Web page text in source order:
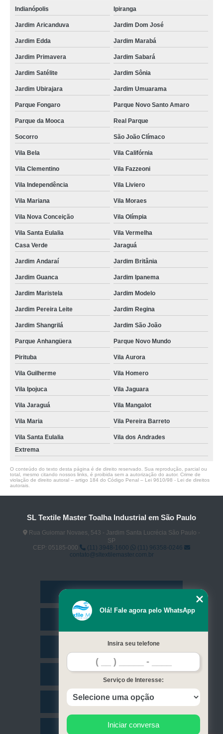
Indianópolis Ipiranga
Jardim Aricanduva Jardim Dom José
Jardim Edda Jardim Marabá
Jardim Primavera Jardim Sabará
Jardim Satélite Jardim Sônia
Jardim Ubirajara Jardim Umuarama
Parque Fongaro Parque Novo Santo Amaro
Parque da Mooca Real Parque
Socorro São João Clímaco
Vila Bela Vila Califórnia
Vila Clementino Vila Fazzeoni
Vila Independência Vila Liviero
Vila Mariana Vila Moraes
Vila Nova Conceição Vila Olímpia
Vila Santa Eulalia
Vila Vermelha
Casa Verde
Jaraguá
Jardim Andaraí Jardim Britânia
Jardim Guanca Jardim Ipanema
Jardim Maristela Jardim Modelo
Jardim Pereira Leite Jardim Regina
Jardim Shangrilá Jardim São João
Parque Anhangüera Parque Novo Mundo
Pirituba Vila Aurora
Vila Guilherme Vila Homero
Vila Ipojuca Vila Jaguara
Vila Jaraguá Vila Mangalot
Vila Maria Vila Pereira Barreto
Vila Santa Eulalia
Vila dos Andrades
Extrema
O conteúdo do texto desta página é de direito reservado. Sua reprodução, parcial ou
total, mesmo citando nossos links, é proibida sem a autorização do autor. Crime de
violação de direito autoral – artigo 184 do Código Penal – Lei 9610/98 - Lei de direitos
autorais
SL Textile Master Toalha Industrial em São Paulo
Rua Guiomar Novaes, 543 - Jardim Santa Lucrécia São Paulo -
SP
CEP: 05185-000
(11) 3948-1600
(11) 96358-0246
contato@sltextilemaster.com.br
Missão
Contato
Mapa do site
Olá! Fale agora pelo WhatsApp
Insira seu telefone
Serviço de Interesse:
Iniciar conversa